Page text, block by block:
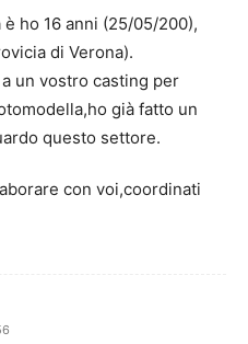
è ho 16 anni (25/05/200),
di Verona).
un vostro casting per
già fatto un
questo settore.
con voi,coordinati